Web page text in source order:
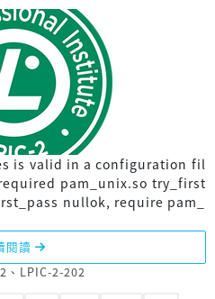
is valid in a configuration fil
pam_unix.so try_first
nullok, require pam_
閱讀
、 LPIC-2-202